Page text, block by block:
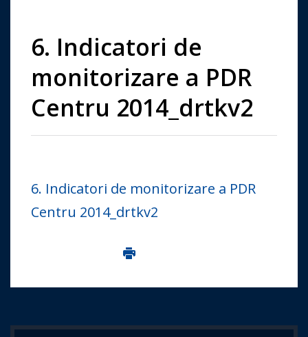
6. Indicatori de
monitorizare a PDR
Centru 2014_drtkv2
6. Indicatori de monitorizare a PDR
Centru 2014_drtkv2
Imprima aceasta pagina